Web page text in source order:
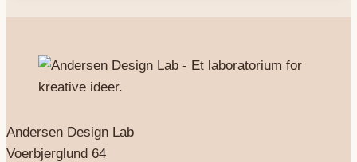
Andersen Design Lab
Voerbjerglund 64